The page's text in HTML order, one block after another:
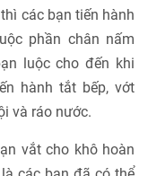
các bạn tiến hành
phần chân nấm
luộc cho đến khi
hành tắt bếp, vớt
và ráo nước.
vắt cho khô hoàn